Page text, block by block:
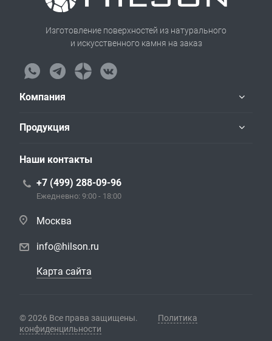
Изготовление поверхностей из натурального
и искусственного камня на заказ
Компания
Продукция
Наши контакты
+7 (499) 288-09-96
Ежедневно: 9:00 - 18:00
Москва
info@hilson.ru
Карта сайта
© 2026 Все права защищены.
Политика
конфиденцильности